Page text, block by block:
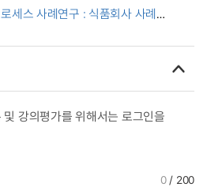
: A Transformation Method from
세스 사례연구 : 식품회사 사례
강의평가를 위해서는 로그인을
0/ 200